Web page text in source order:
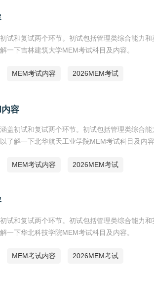
试和复试两个环节。初试包括管理类综合能力
一下吉林建筑大学MEM考试科目及内容。
MEM考试内容 2026MEM考试
容
盖初试和复试两个环节。初试包括管理类综合
解一下北华航天工业学院MEM考试科目及内容
MEM考试内容 2026MEM考试
试和复试两个环节。初试包括管理类综合能力
一下华北科技学院MEM考试科目及内容。
MEM考试内容 2026MEM考试